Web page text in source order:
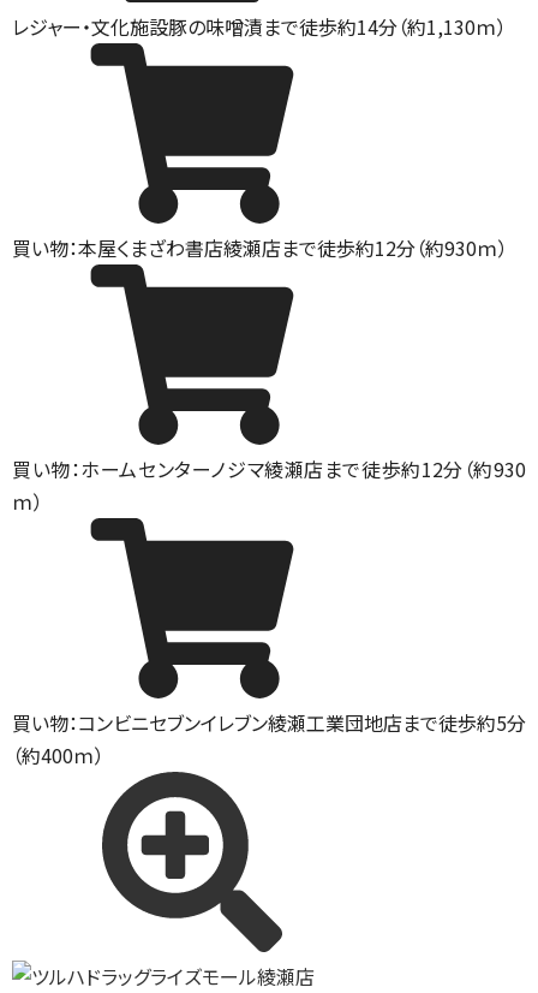
レジャー・文化施設豚の味噌漬まで徒歩約14分（約1,130ｍ）
買い物：本屋くまざわ書店綾瀬店まで徒歩約12分（約930ｍ）
買い物：ホームセンターノジマ綾瀬店まで徒歩約12分（約930
ｍ）
買い物：コンビニセブンイレブン綾瀬工業団地店まで徒歩約5分
（約400ｍ）